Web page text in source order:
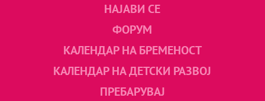
НАЈАВИ СЕ
ФОРУМ
КАЛЕНДАР НА БРЕМЕНОСТ
КАЛЕНДАР НА ДЕТСКИ РАЗВОЈ
ПРЕБАРУВАЈ